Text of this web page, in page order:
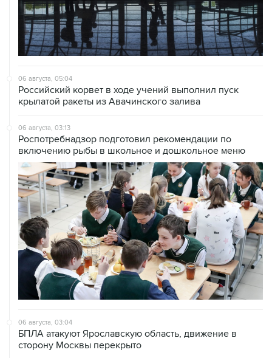
06 августа, 05:04
Российский корвет в ходе учений выполнил пуск
крылатой ракеты из Авачинского залива
06 августа, 03:13
Роспотребнадзор подготовил рекомендации по
включению рыбы в школьное и дошкольное меню
06 августа, 03:04
БПЛА атакуют Ярославскую область, движение в
сторону Москвы перекрыто